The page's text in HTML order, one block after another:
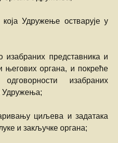
Удружење остварује у
представника и
органа, и покреће
изабраних
Удружења;
циљева и задатака
и закључке органа;